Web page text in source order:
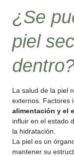
¿Se
piel
La salud de la piel
externos. Factores
alimentación y el
influir en el estado
la hidratación.
La piel es un
mantener su